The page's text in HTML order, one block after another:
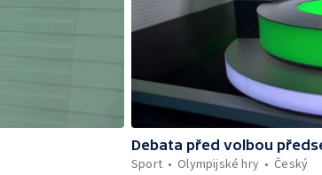
Debata před volbou
Sport
Olympijské hry Český